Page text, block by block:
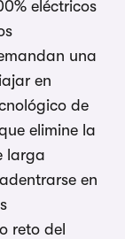
eléctricos
una
en
de
elimine la
larga
en
reto del